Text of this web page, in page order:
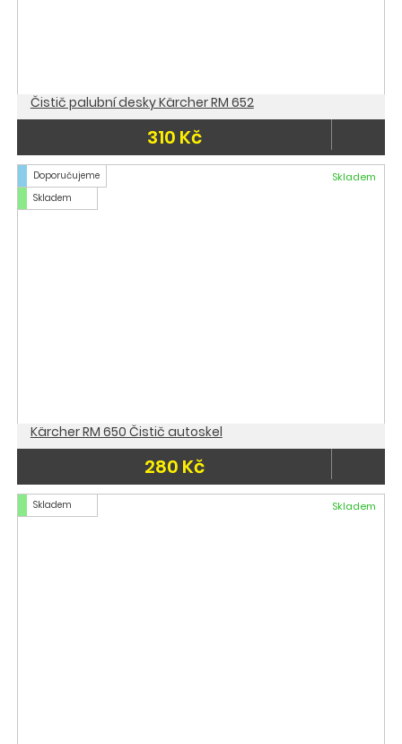
Čistič palubní desky Kärcher RM 652
310 Kč
Doporučujeme
Skladem
Skladem
Kärcher RM 650 Čistič autoskel
280 Kč
Skladem Skladem